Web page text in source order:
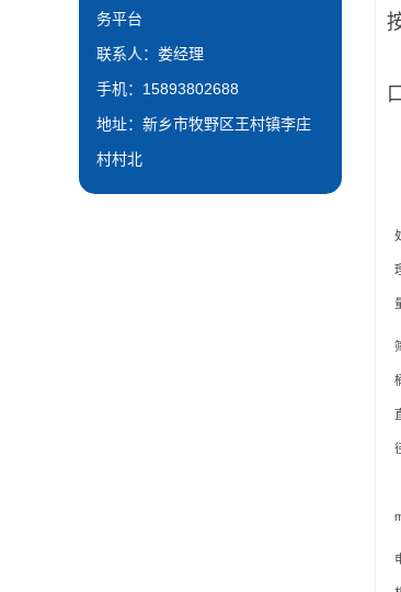
务平台
联系人：娄经理
手机：15893802688
地址：新乡市牧野区王村镇李庄
村村北